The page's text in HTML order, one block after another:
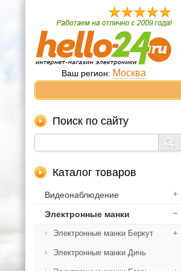
Ваш регион: Москва
Поиск по сайту
Каталог товаров
Видеонаблюдение
Электронные манки
Электронные манки Беркут
Электронные манки Дичь